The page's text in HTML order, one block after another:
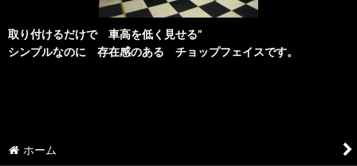
取り付けるだけで 車高を低く見せる”
シンプルなのに 存在感のある チョップフェイスです。
ホーム